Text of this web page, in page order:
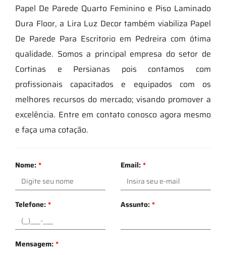
Papel De Parede Quarto Feminino e Piso Laminado
Dura Floor, a Lira Luz Decor também viabiliza Papel
De Parede Para Escritorio em Pedreira com ótima
qualidade. Somos a principal empresa do setor de
Cortinas e Persianas pois contamos com
profissionais capacitados e equipados com os
melhores recursos do mercado; visando promover a
excelência. Entre em contato conosco agora mesmo
e faça uma cotação.
Nome:* Email:*
Telefone:* Assunto:*
Mensagem:*